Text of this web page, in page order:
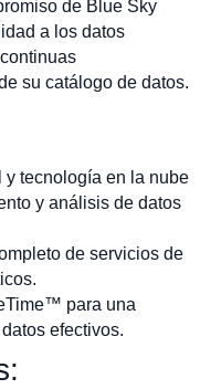
de Blue Sky
a los datos
su catálogo de datos.
tecnología en la nube
y análisis de datos
de servicios de
para una
efectivos.